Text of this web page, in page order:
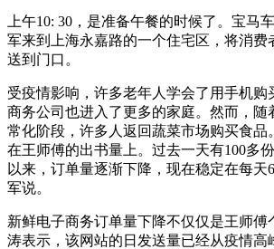
上午10: 30，是准备午餐的时候了。宝马
军来到上海永嘉路的一个住宅区，将消费
送到门口。
受疫情影响，许多老年人学会了用手机购
商务公司也进入了更多的家庭。然而，随
常化阶段，许多人返回蔬菜市场购买食品
在王师傅的出书量上。过去一天有100多
以来，订单量逐渐下降，现在稳定在每天
军说。
新鲜电子商务订单量下降不仅仅是王师傅
涛表示，该网站的日发送量已经从疫情高